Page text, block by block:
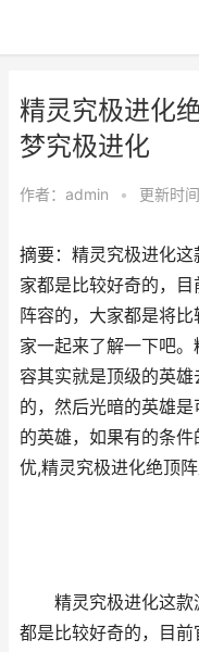
精灵究极进化
梦究极进化
作者： admin • 更新时
摘要：精灵究极进化
家都是比较好奇的，
阵容的，大家都是将
家一起来了解一下吧
容其实就是顶级的英
的，然后光暗的英雄
的英雄，如果有的条
优,精灵究极进化绝顶
精灵究极进化这款
都是比较好奇的，目